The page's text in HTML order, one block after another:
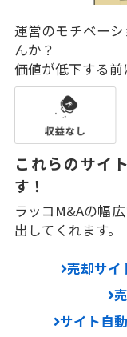
運営のモチベー
んか？
価値が低下する前
これらのサイ
す！
ラッコM&Aの幅
出してくれます。
売却サイ
サイト自